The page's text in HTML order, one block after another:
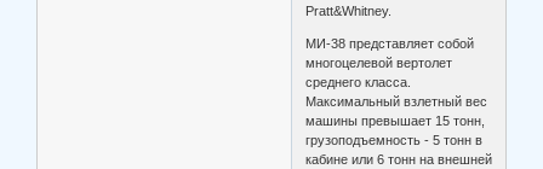
Pratt&Whitney.
МИ-38 представляет собой
многоцелевой вертолет
среднего класса.
Максимальный взлетный вес
машины превышает 15 тонн,
грузоподъемность - 5 тонн в
кабине или 6 тонн на внешней